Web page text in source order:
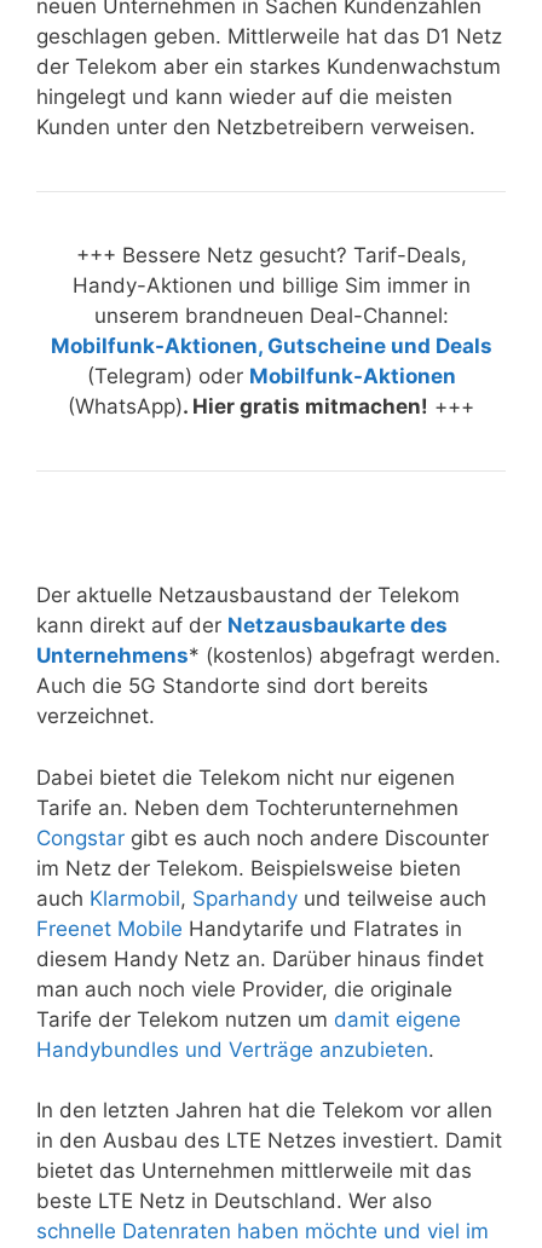
neuen Unternehmen in Sachen Kundenzahlen
geschlagen geben. Mittlerweile hat das D1 Netz
der Telekom aber ein starkes Kundenwachstum
hingelegt und kann wieder auf die meisten
Kunden unter den Netzbetreibern verweisen.
+++ Bessere Netz gesucht? Tarif-Deals,
Handy-Aktionen und billige Sim immer in
unserem brandneuen Deal-Channel:
Mobilfunk-Aktionen, Gutscheine und Deals
(Telegram) oder Mobilfunk-Aktionen
(WhatsApp). Hier gratis mitmachen! +++
Der aktuelle Netzausbaustand der Telekom
kann direkt auf der Netzausbaukarte des
Unternehmens* (kostenlos) abgefragt werden.
Auch die 5G Standorte sind dort bereits
verzeichnet.
Dabei bietet die Telekom nicht nur eigenen
Tarife an. Neben dem Tochterunternehmen
Congstar gibt es auch noch andere Discounter
im Netz der Telekom. Beispielsweise bieten
auch Klarmobil, Sparhandy und teilweise auch
Freenet Mobile Handytarife und Flatrates in
diesem Handy Netz an. Darüber hinaus findet
man auch noch viele Provider, die originale
Tarife der Telekom nutzen um damit eigene
Handybundles und Verträge anzubieten.
In den letzten Jahren hat die Telekom vor allen
in den Ausbau des LTE Netzes investiert. Damit
bietet das Unternehmen mittlerweile mit das
beste LTE Netz in Deutschland. Wer also
schnelle Datenraten haben möchte und viel im